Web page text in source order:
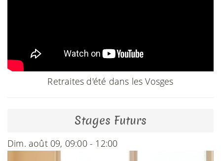
Retraites d'été dans les Vosges
Stages Futurs
Dim. août 09, 09:00 - 12:00